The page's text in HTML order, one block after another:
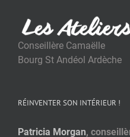
Conseillère Camaëlle
Bourg St Andéol Ardèche
RÉINVENTER SON INTÉRIEUR !
Patricia Morgan,